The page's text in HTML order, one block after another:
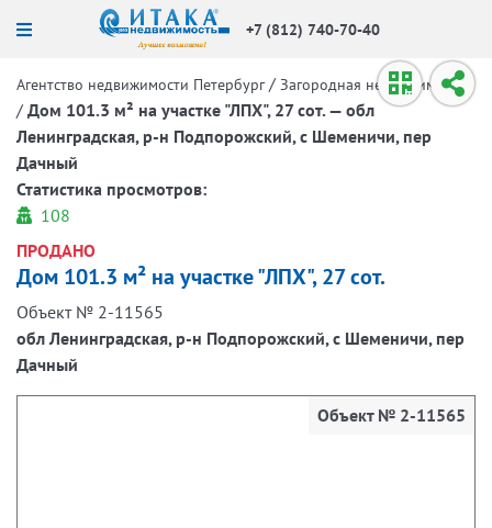
+7 (812) 740-70-40
Агентство недвижимости Петербург / Загородная недвижимость
/ Дом 101.3 м² на участке "ЛПХ", 27 сот. — обл
Ленинградская, р-н Подпорожский, с Шеменичи, пер
Дачный
Статистика просмотров:
108
ПРОДАНО
Дом 101.3 м² на участке "ЛПХ", 27 сот.
Объект № 2-11565
обл Ленинградская, р-н Подпорожский, с Шеменичи, пер
Дачный
Объект № 2-11565